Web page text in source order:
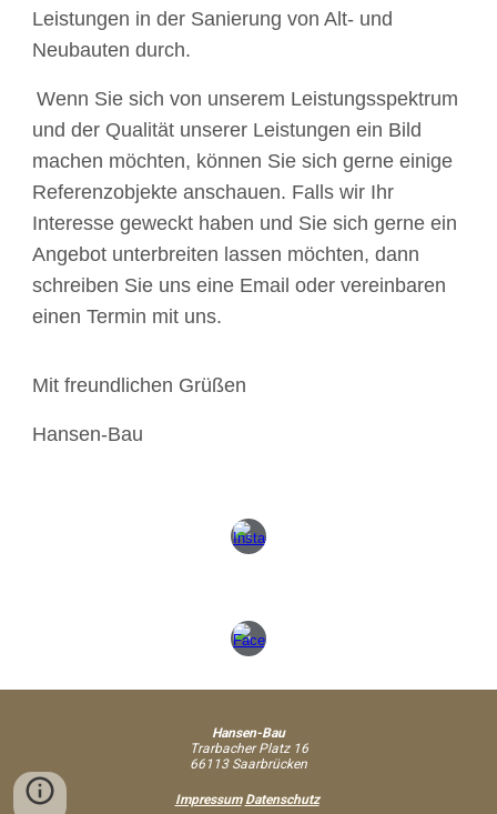
Leistungen in der Sanierung von Alt- und
Neubauten durch.
Wenn Sie sich von unserem Leistungsspektrum
und der Qualität unserer Leistungen ein Bild
machen möchten, können Sie sich gerne einige
Referenzobjekte anschauen. Falls wir Ihr
Interesse geweckt haben und Sie sich gerne ein
Angebot unterbreiten lassen möchten, dann
schreiben Sie uns eine Email oder vereinbaren
einen Termin mit uns.
Mit freundlichen Grüßen
Hansen-Bau
Hansen-Bau
Trarbacher Platz 16
66113 Saarbrücken
Impressum Datenschutz